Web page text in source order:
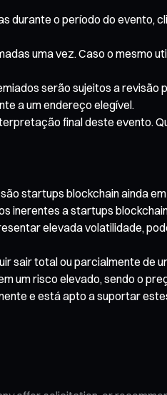
durante o período do evento,
uma vez. Caso o mesmo
serão sujeitos a
a um endereço elegível.
final deste evento.
startups blockchain ainda
inerentes a startups
elevada volatilidade,
sair total ou parcialmente
um risco elevado, sendo o
e está apto a suportar